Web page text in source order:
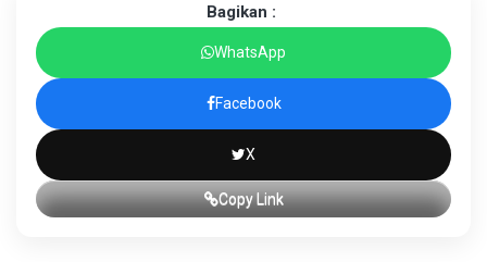
Bagikan :
WhatsApp
Facebook
X
Copy Link